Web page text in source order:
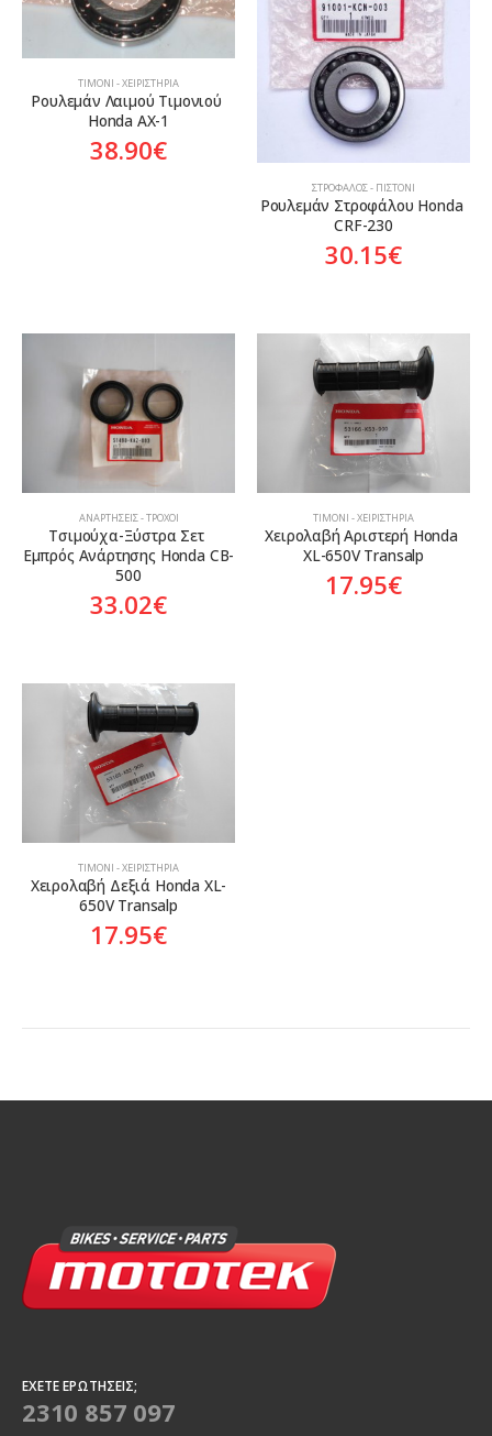
ΤΙΜΌΝΙ - ΧΕΙΡΙΣΤΉΡΙΑ
Ρουλεμάν Λαιμού Τιμονιού
Honda AX-1
38.90€
ΣΤΡΌΦΑΛΟΣ - ΠΙΣΤΌΝΙ
Ρουλεμάν Στροφάλου Honda
CRF-230
30.15€
ΑΝΑΡΤΉΣΕΙΣ - ΤΡΟΧΟΊ
Τσιμούχα-Ξύστρα Σετ
Εμπρός Ανάρτησης Honda CB-
500
33.02€
ΤΙΜΌΝΙ - ΧΕΙΡΙΣΤΉΡΙΑ
Χειρολαβή Αριστερή Honda
XL-650V Transalp
17.95€
ΤΙΜΌΝΙ - ΧΕΙΡΙΣΤΉΡΙΑ
Χειρολαβή Δεξιά Honda XL-
650V Transalp
17.95€
ΈΧΕΤΕ ΕΡΩΤΉΣΕΙΣ;
2310 857 097